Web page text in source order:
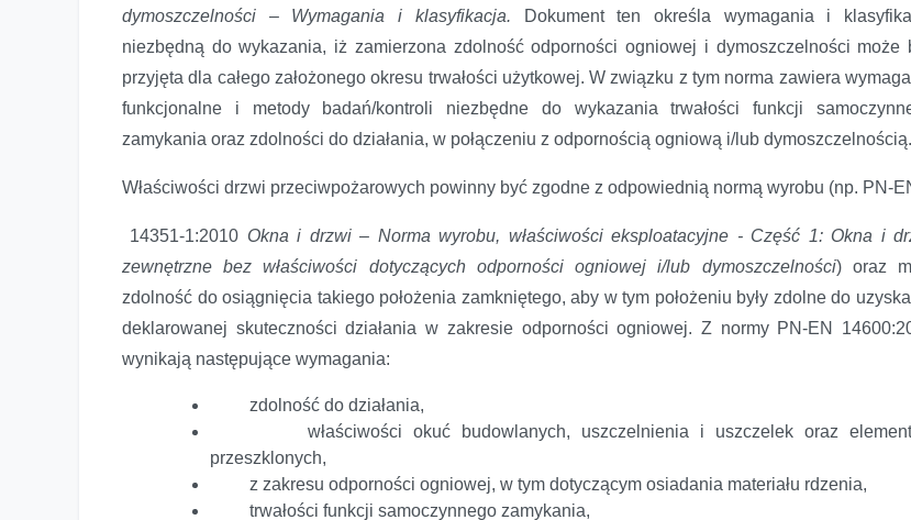
dymoszczelności – Wymagania i klasyfikacja.
Dokument ten określa wymagania i
niezbędną do wykazania, iż zamierzona zdolność odporności ogniowej i dymoszczelności może
przyjęta dla całego założonego okresu trwałości użytkowej. W związku z tym norma zawiera
funkcjonalne i metody badań/kontroli niezbędne do wykazania trwałości funkcji
zamykania oraz zdolności do działania, w połączeniu z odpornością ogniową i/lub dymoszczelnością.
Właściwości drzwi przeciwpożarowych powinny być zgodne z odpowiednią normą wyrobu (np. PN-
14351-1:2010 Okna i drzwi – Norma wyrobu, właściwości eksploatacyjne - Część 1: Okna i
zewnętrzne bez właściwości dotyczących odporności ogniowej i/lub dymoszczelności) oraz
zdolność do osiągnięcia takiego położenia zamkniętego, aby w tym położeniu były zdolne do
deklarowanej skuteczności działania w zakresie odporności ogniowej. Z normy PN-EN
wynikają następujące wymagania:
zdolność do działania,
właściwości okuć budowlanych, uszczelnienia i uszczelek oraz
przeszklonych,
z zakresu odporności ogniowej, w tym dotyczącym osiadania materiału rdzenia,
trwałości funkcji samoczynnego zamykania,